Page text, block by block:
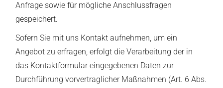
Anfrage sowie für mögliche Anschlussfragen
gespeichert.
Sofern Sie mit uns Kontakt aufnehmen, um ein
Angebot zu erfragen, erfolgt die Verarbeitung der in
das Kontaktformular eingegebenen Daten zur
Durchführung vorvertraglicher Maßnahmen (Art. 6 Abs.